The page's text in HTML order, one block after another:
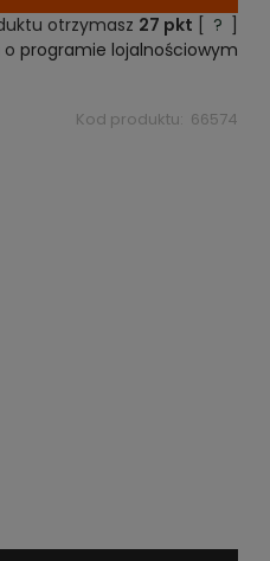
otrzymasz 27 pkt ?
oprogramie lojalnościowym
Kod produktu: 66574